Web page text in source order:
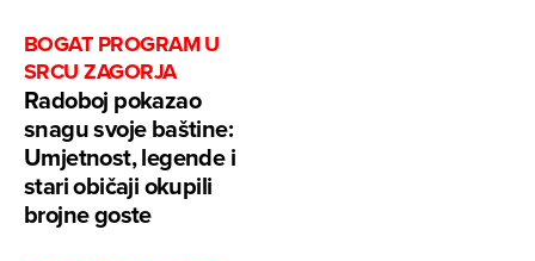
BOGAT PROGRAM U
SRCU ZAGORJA
Radoboj pokazao
snagu svoje baštine:
Umjetnost, legende i
stari običaji okupili
brojne goste